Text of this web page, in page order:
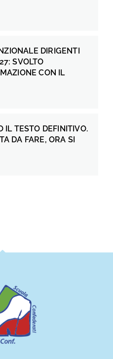
DIRIGENTI
SVOLTO
CON IL
TESTO DEFINITIVO.
DA FARE, ORA SI